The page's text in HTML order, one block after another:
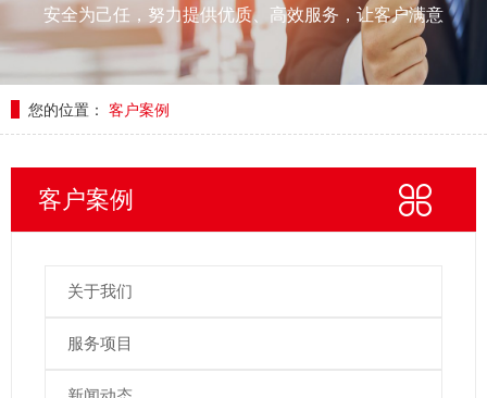
安全为己任，努力提供优质、高效服务，让客户满意
您的位置： 客户案例
客户案例
关于我们
服务项目